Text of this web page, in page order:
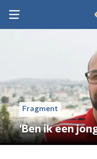
Fragment
‘Ben ik een